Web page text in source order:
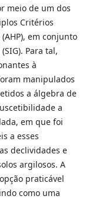
meio de um dos
Critérios
em conjunto
Para tal,
à
manipulados
a álgebra de
a
em que foi
a esses
declividades e
argilosos. A
praticável
como uma